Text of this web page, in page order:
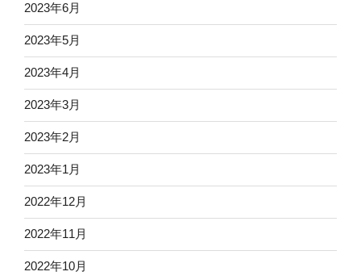
2023年6月
2023年5月
2023年4月
2023年3月
2023年2月
2023年1月
2022年12月
2022年11月
2022年10月